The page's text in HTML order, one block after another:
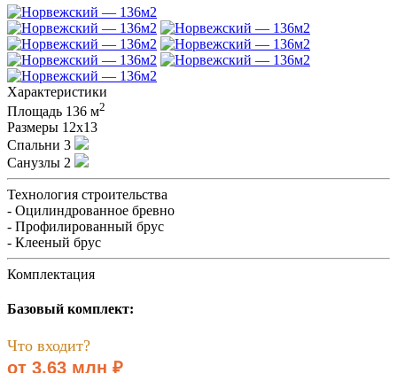
Характеристики
Площадь 136 м2
Размеры 12х13
Спальни 3
Санузлы 2
Технология строительства
- Оцилиндрованное бревно
- Профилированный брус
- Клееный брус
Комплектация
Базовый комплект:
Что входит?
от 3,63 млн ₽